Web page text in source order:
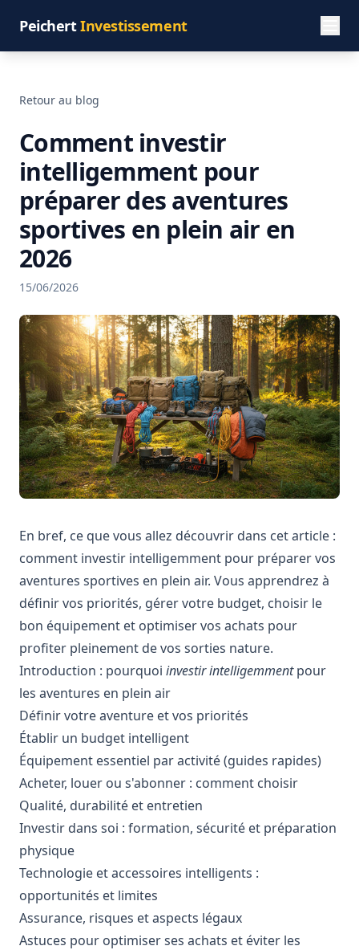
PeichertInvestissement
Retour au blog
Comment investir
intelligemment pour
préparer des aventures
sportives en plein air en
2026
15/06/2026
En bref, ce que vous allez découvrir dans cet article :
comment investir intelligemment pour préparer vos
aventures sportives en plein air. Vous apprendrez à
définir vos priorités, gérer votre budget, choisir le
bon équipement et optimiser vos achats pour
profiter pleinement de vos sorties nature.
Introduction : pourquoi investir intelligemmentpour
les aventures en plein air
Définir votre aventure et vos priorités
Établir un budget intelligent
Équipement essentiel par activité (guides rapides)
Acheter, louer ou s'abonner : comment choisir
Qualité, durabilité et entretien
Investir dans soi : formation, sécurité et préparation
physique
Technologie et accessoires intelligents :
opportunités et limites
Assurance, risques et aspects légaux
Astuces pour optimiser ses achats et éviter les